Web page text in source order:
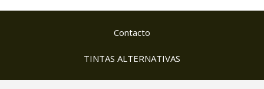
Contacto
TINTAS ALTERNATIVAS